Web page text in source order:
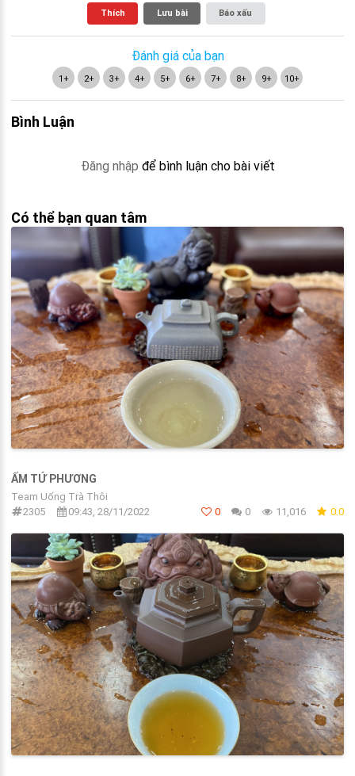
Thích Lưu bài Báo xấu
Đánh giá của bạn
1+ 2+ 3+ 4+ 5+ 6+ 7+ 8+ 9+ 10+
Bình Luận
Đăng nhập để bình luận cho bài viết
Có thể bạn quan tâm
ẤM TỨ PHƯƠNG
Team Uống Trà Thôi
2305
09:43, 28/11/2022 0 0 11,016 0.0